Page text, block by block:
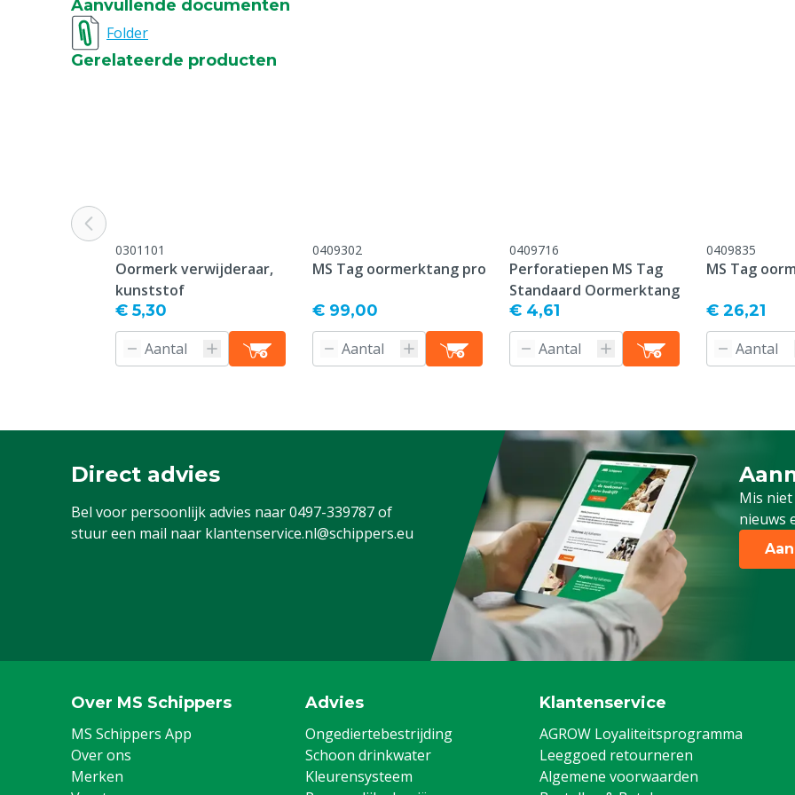
Bedrukking
Type sluiting pin
Kleur
Groen
Nummerreeks
Aanvullende documenten
Folder
Gerelateerde producten
0301101
Oormerk verwijderaar,
kunststof
€ 5,30
0409302
MS Tag oormerktang pro
€ 99,00
0409716
Perforatiepen MS Tag
Standaard Oormerktang
€ 4,61
0409835
MS Tag
€ 26,21
Direct advies
Bel voor persoonlijk advies naar0497-339787of
stuur een mail naar klantenservice.nl@schippers.eu
Mis
nieuws
Schrijf
Over MS Schippers
MS Schippers App
Over ons
Merken
Advies
Ongediertebestrijding
Schoon drinkwater
Kleurensysteem
Klantenservice
AGROW Loyaliteitsprogramma
Leeggoed retourneren
Algemene voorwaarden